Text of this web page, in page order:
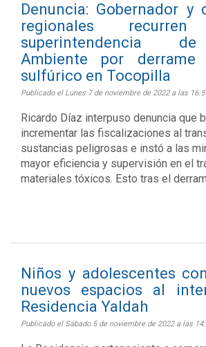
Denuncia: Gobernador y
regionales
superintendencia
Ambiente por
sulfúrico en Tocopilla
Publicado el Lunes 7 de noviembre de 2022 a las
Ricardo Díaz interpuso denuncia que
incrementar las fiscalizaciones al
sustancias peligrosas e instó a las
mayor eficiencia y supervisión en el
materiales tóxicos. Esto tras el
Niños y adolescentes
nuevos espacios al
Residencia Yaldah
Publicado el Sábado 5 de noviembre de 2022 a las